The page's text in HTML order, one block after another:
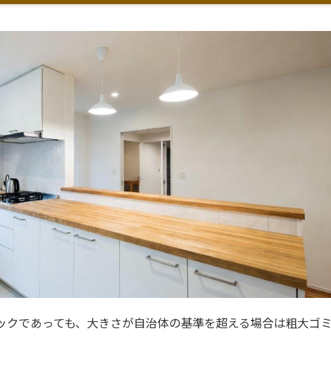
であっても、大きさが自治体の基準を超える場合は粗大ゴミ